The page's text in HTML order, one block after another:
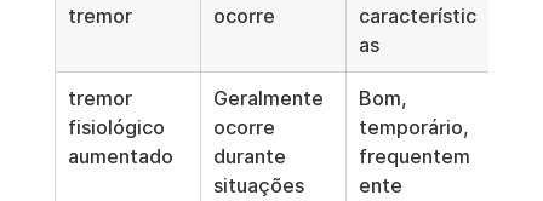
tremor
ocorre
característic
as
tremor
fisiológico
aumentado
Geralmente
ocorre
durante
situações
Bom,
temporário,
frequentem
ente